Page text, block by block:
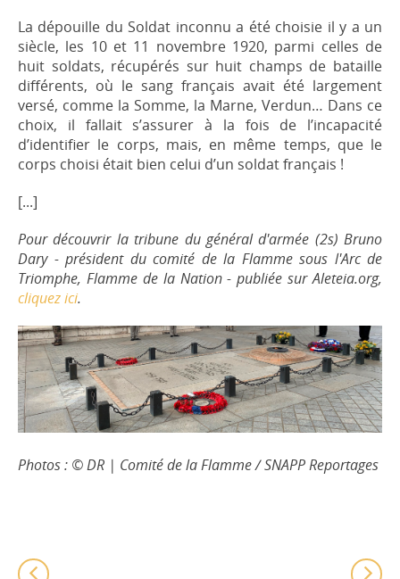
La dépouille du Soldat inconnu a été choisie il y a un
siècle, les 10 et 11 novembre 1920, parmi celles de
huit soldats, récupérés sur huit champs de bataille
différents, où le sang français avait été largement
versé, comme la Somme, la Marne, Verdun… Dans ce
choix, il fallait s’assurer à la fois de l’incapacité
d’identifier le corps, mais, en même temps, que le
corps choisi était bien celui d’un soldat français !
[...]
Pour découvrir la tribune du général d'armée (2s) Bruno
Dary - président du comité de la Flamme sous l'Arc de
Triomphe, Flamme de la Nation - publiée sur Aleteia.org,
cliquez ici.
Photos : © DR | Comité de la Flamme / SNAPP Reportages